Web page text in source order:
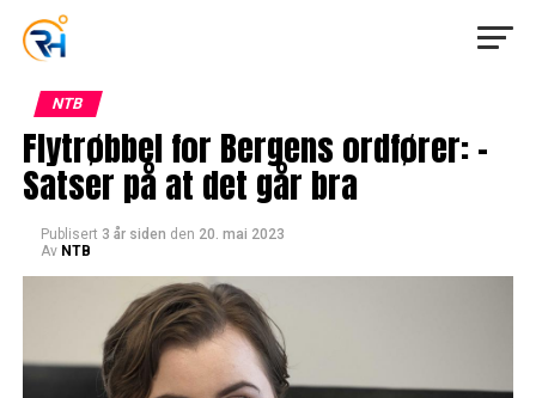
NTB
Flytrøbbel for Bergens ordfører: –
Satser på at det går bra
Publisert 3 år siden den 20. mai 2023
Av NTB